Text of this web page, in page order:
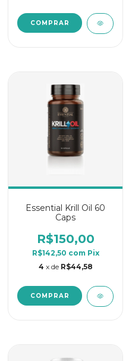
Essential Krill Oil 60
Caps
R$150,00
R$142,50 com Pix
4 x de R$44,58